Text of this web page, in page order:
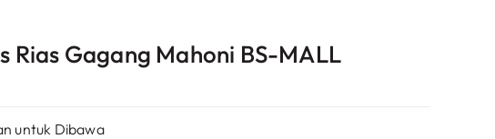
Rias Gagang Mahoni BS-MALL
untuk Dibawa